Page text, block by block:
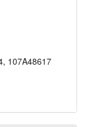
107A48617